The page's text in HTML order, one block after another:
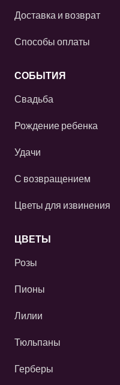
Доставка и возврат
Способы оплаты
СОБЫТИЯ
Свадьба
Рождение ребенка
Удачи
С возвращением
Цветы для извинения
ЦВЕТЫ
Розы
Пионы
Лилии
Тюльпаны
Герберы